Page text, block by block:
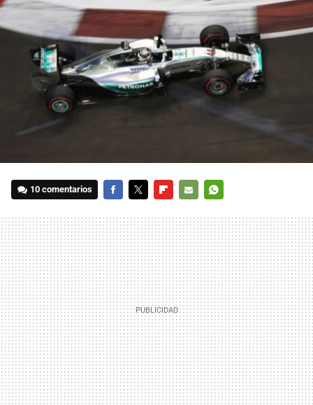
10 comentarios
MAIL